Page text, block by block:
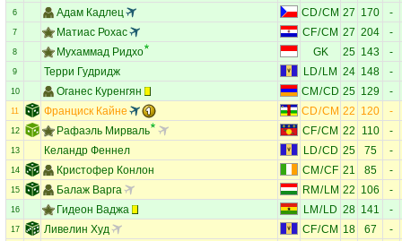
6 Адам Кадлец CD/CM 27 170 -
7 Матиас Рохас CF/CM 27 204 -
8 Мухаммад Ридхо GK 25 143 -
9 Терри Гудридж LD/ LM 24 148 -
10 Оганес Куренгян CM /CD 25 129 -
11 Франциск Кайне CD/CM 22 120 -
12 Рафаэль Мирваль CF/CM 22 110 -
13 Келандр Феннел LD/CD 25 75 -
14 Кристофер Конлон CM /CF 21 85 -
15 Балаж Варга RM /LM 22 106 -
16 Гидеон Ваджа LM / LD 28 141 -
17 Ливелин Худ CF/CM 18 67 -